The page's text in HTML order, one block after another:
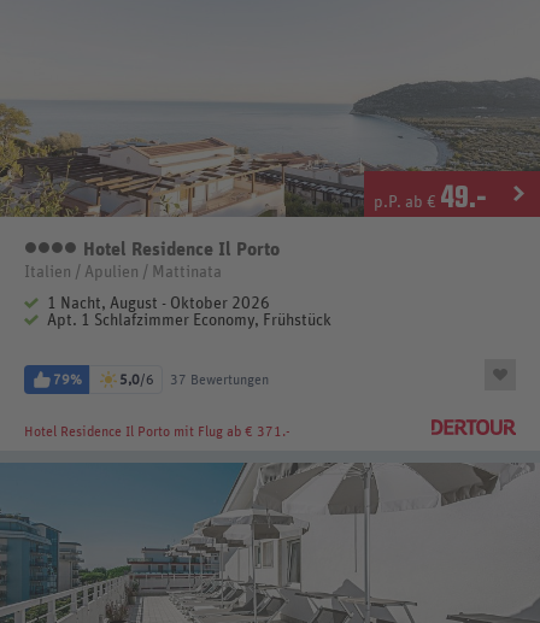
p.P. ab € 49.-
4 Sterne
Hotel Residence Il Porto
Italien / Apulien / Mattinata
1 Nacht, August - Oktober 2026
Apt. 1 Schlafzimmer Economy, Frühstück
79% 5,0/6 37 Bewertungen
Hotel Residence Il Porto mit Flug ab € 371.-